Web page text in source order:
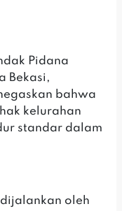
Pidana
Bekasi,
bahwa
kelurahan
standar dalam
oleh